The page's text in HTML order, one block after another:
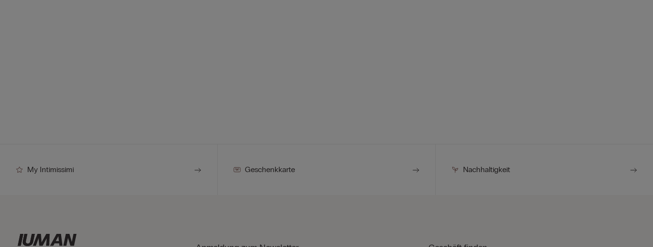
My Intimissimi Geschenkkarte Nachhaltigkeit